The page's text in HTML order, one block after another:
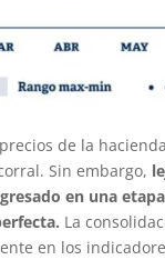
de la
Sin embargo,
en una
La
en los